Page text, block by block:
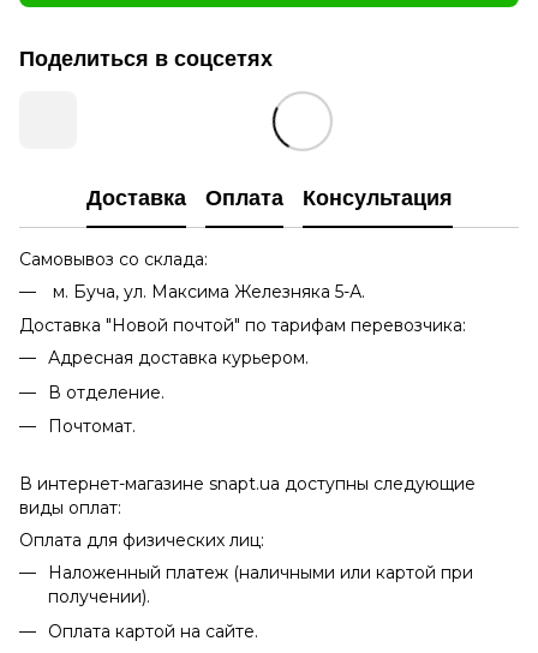
Поделиться в соцсетях
Доставка Оплата Консультация
Самовывоз со склада:
м. Буча, ул. Максима Железняка 5-А.
Доставка "Новой почтой" по тарифам перевозчика:
Адресная доставка курьером.
В отделение.
Почтомат.
В интернет-магазине snapt.ua доступны следующие
виды оплат:
Оплата для физических лиц:
Наложенный платеж (наличными или картой при
получении).
Оплата картой на сайте.